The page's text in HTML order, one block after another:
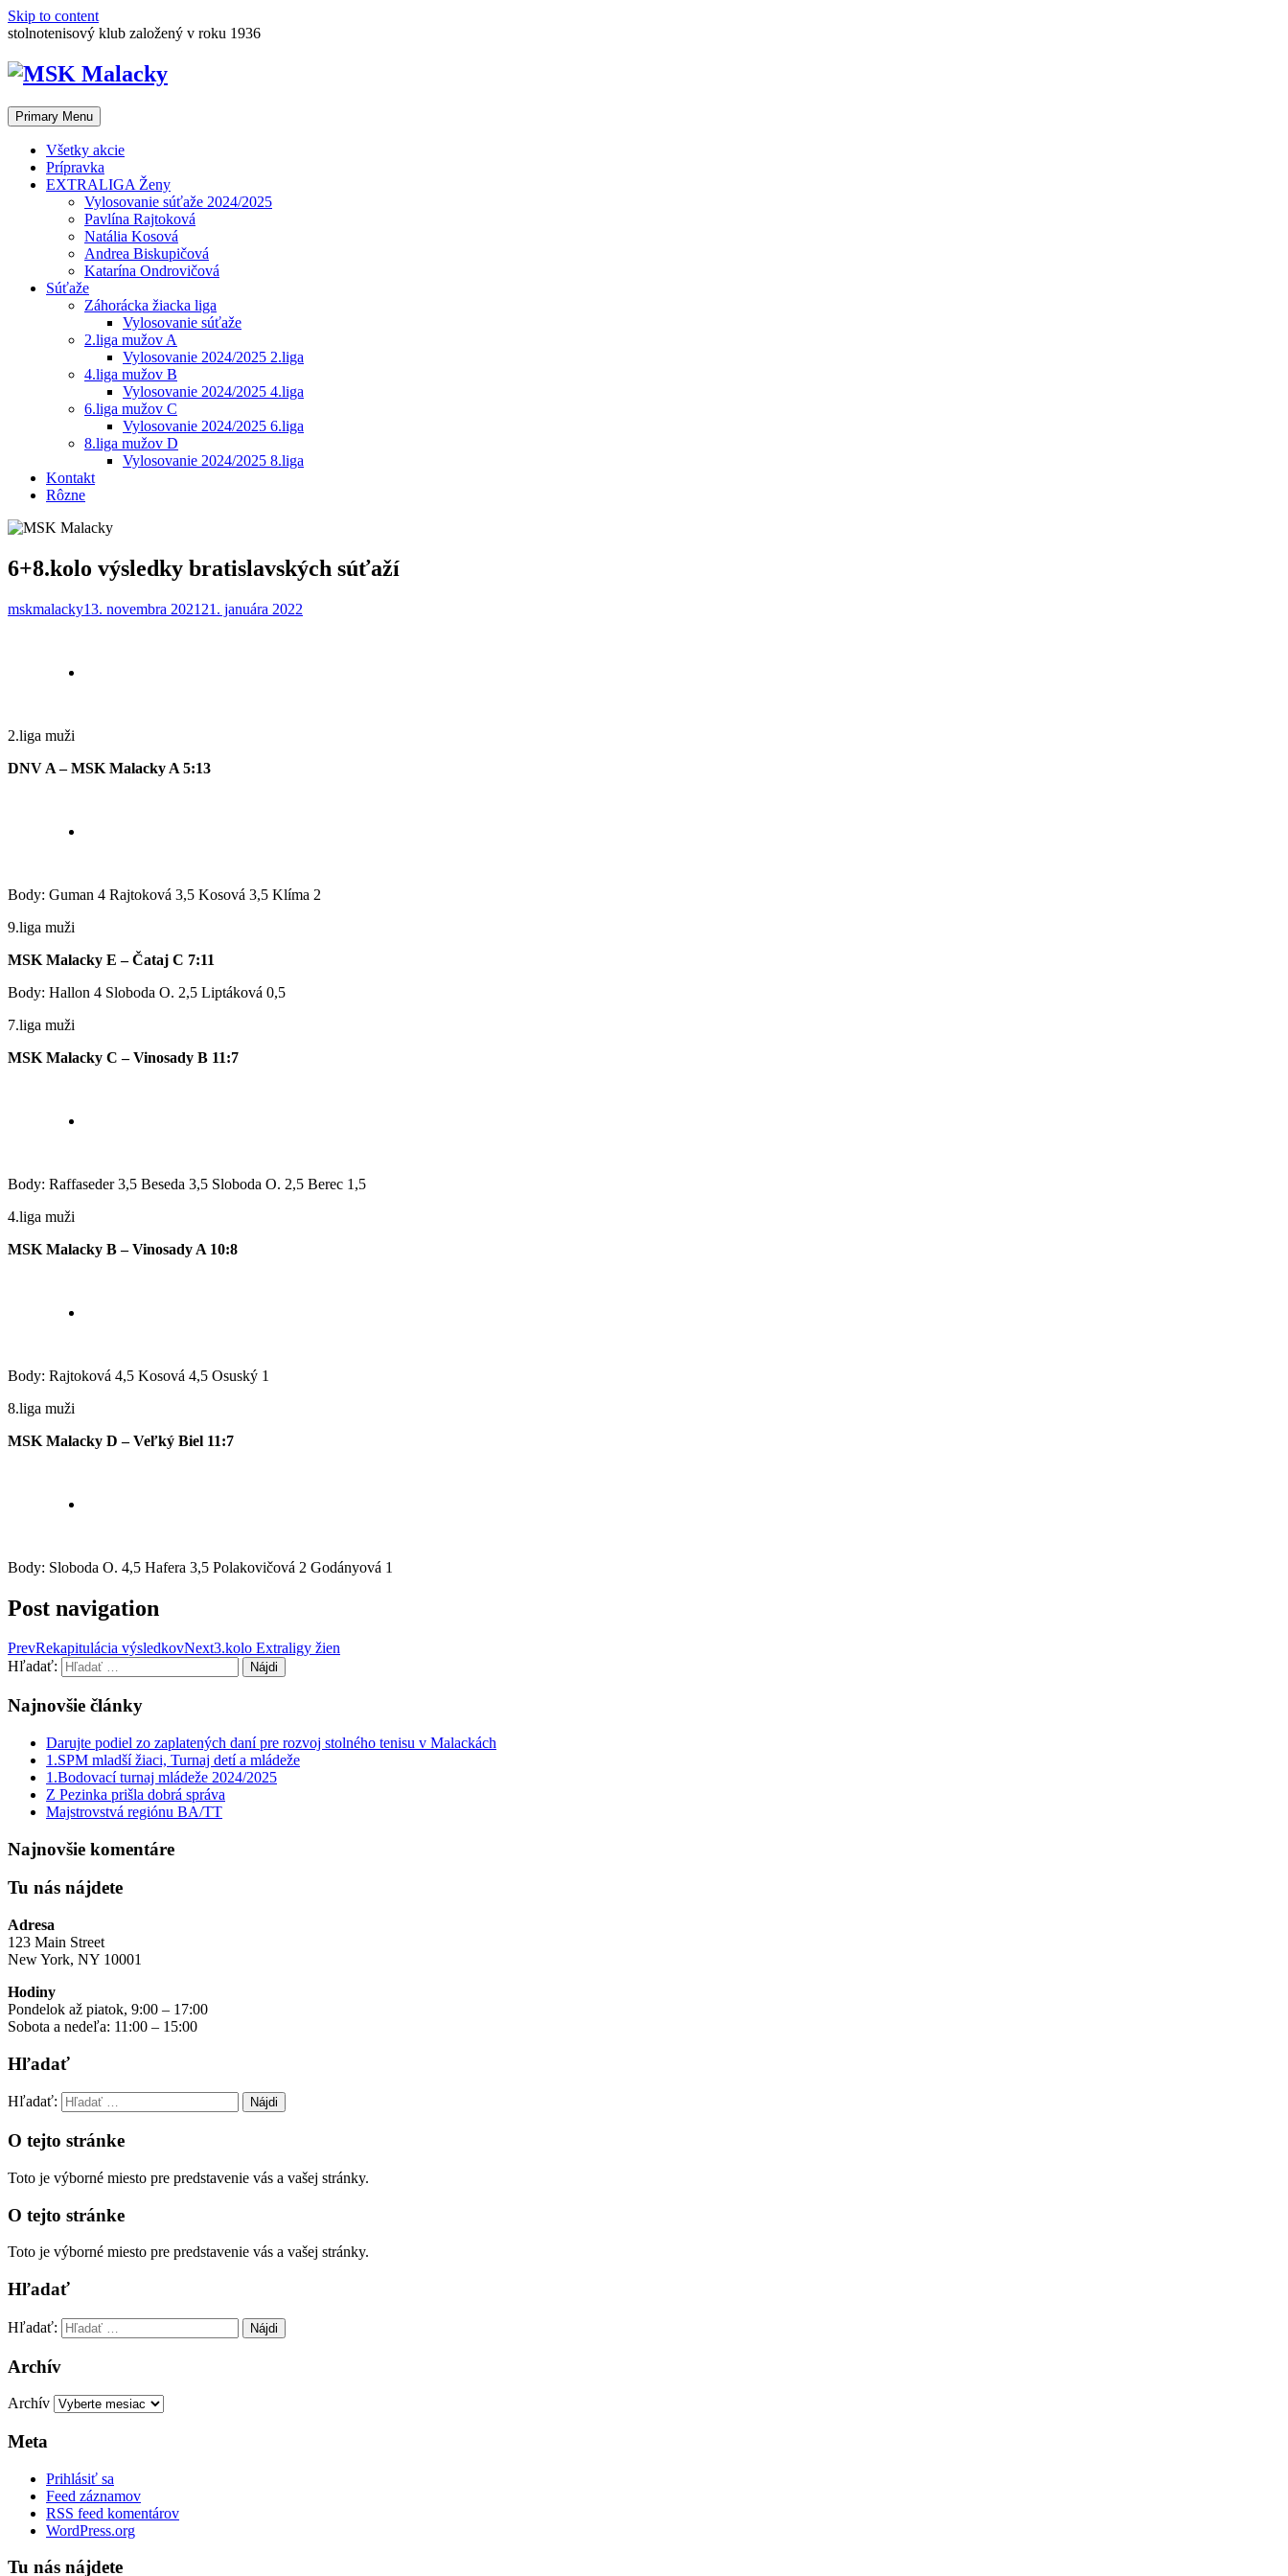
Skip to content
stolnotenisový klub založený v roku 1936
Primary Menu
Všetky akcie
Prípravka
EXTRALIGA Ženy
Vylosovanie súťaže 2024/2025
Pavlína Rajtoková
Natália Kosová
Andrea Biskupičová
Katarína Ondrovičová
Súťaže
Záhorácka žiacka liga
Vylosovanie súťaže
2.liga mužov A
Vylosovanie 2024/2025 2.liga
4.liga mužov B
Vylosovanie 2024/2025 4.liga
6.liga mužov C
Vylosovanie 2024/2025 6.liga
8.liga mužov D
Vylosovanie 2024/2025 8.liga
Kontakt
Rôzne
6+8.kolo výsledky bratislavských súťaží
mskmalacky13. novembra 2021 21. januára 2022
2.liga muži
DNV A – MSK Malacky A 5:13
Body: Guman 4 Rajtoková 3,5 Kosová 3,5 Klíma 2
9.liga muži
MSK Malacky E – Čataj C 7:11
Body: Hallon 4 Sloboda O. 2,5 Liptáková 0,5
7.liga muži
MSK Malacky C – Vinosady B 11:7
Body: Raffaseder 3,5 Beseda 3,5 Sloboda O. 2,5 Berec 1,5
4.liga muži
MSK Malacky B – Vinosady A 10:8
Body: Rajtoková 4,5 Kosová 4,5 Osuský 1
8.liga muži
MSK Malacky D – Veľký Biel 11:7
Body: Sloboda O. 4,5 Hafera 3,5 Polakovičová 2 Godányová 1
Post navigation
PrevRekapitulácia výsledkovNext3.kolo Extraligy žien
Hľadať:
Najnovšie články
Darujte podiel zo zaplatených daní pre rozvoj stolného tenisu v Malackách
1.SPM mladší žiaci, Turnaj detí a mládeže
1.Bodovací turnaj mládeže 2024/2025
Z Pezinka prišla dobrá správa
Majstrovstvá regiónu BA/TT
Najnovšie komentáre
Tu nás nájdete
Adresa
123 Main Street
New York, NY 10001
Hodiny
Pondelok až piatok, 9:00 – 17:00
Sobota a nedeľa: 11:00 – 15:00
Hľadať
Hľadať:
O tejto stránke
Toto je výborné miesto pre predstavenie vás a vašej stránky.
O tejto stránke
Toto je výborné miesto pre predstavenie vás a vašej stránky.
Hľadať
Hľadať:
Archív
Archív
Meta
Prihlásiť sa
Feed záznamov
RSS feed komentárov
WordPress.org
Tu nás nájdete